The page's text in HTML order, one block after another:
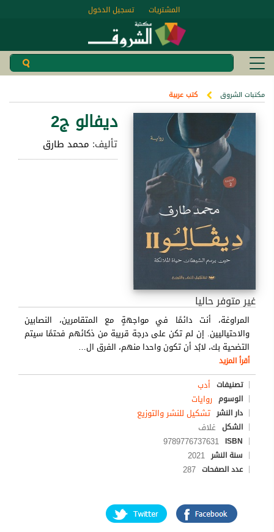
تسجيل الدخول المشتريات
مكتبات الشروق كتب عربية
ديفالو ج2
تأليف: محمد طارق
غير متوفر حاليا
المراوغة، أنت دائمًا في مواجهةٍ مع المتقامرين، النصابين
والاحتياليين. إن لم تكن على درجة قريبة من ذكائهم فحتمًا سيتم
التضحية بك، لابُد أن تكون واحدا منهم، الفرق ال…
أقرأ المزيد
تصنيفات أدب
الوسوم روايات
دار النشر تشكيل للنشر والتوزيع
الشكل غلاف
ISBN
9789776737631
سنة النشر 2021
عدد الصفحات 287